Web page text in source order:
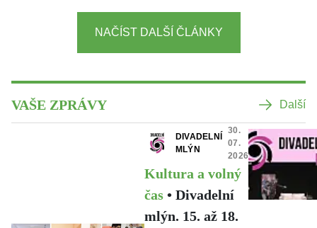
NAČÍST DALŠÍ ČLÁNKY
VAŠE ZPRÁVY Další
DIVADELNÍ
MLÝN
30.
07.
2026
Kultura a volný
čas • Divadelní
mlýn. 15. až 18.